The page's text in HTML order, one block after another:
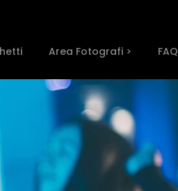
Area Fotografi > FAQ